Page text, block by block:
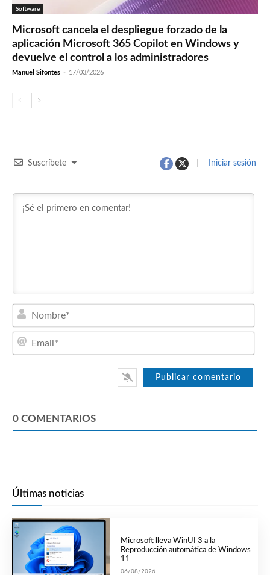
Software
Microsoft cancela el despliegue forzado de la
aplicación Microsoft 365 Copilot en Windows y
devuelve el control a los administradores
Manuel Sifontes - 17/03/2026
Suscríbete Iniciar sesión
0 COMENTARIOS
Últimas noticias
Microsoft lleva WinUI 3 a la
Reproducción automática de Windows
11
06/08/2026